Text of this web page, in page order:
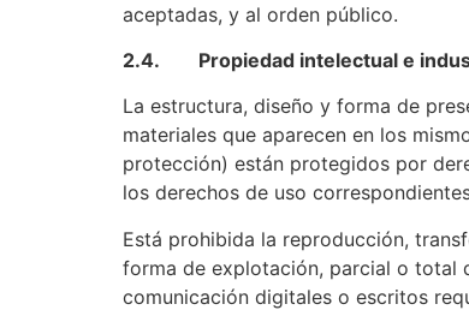
aceptadas, y al orden público.
2.4. Propiedad intelectual e
La estructura, diseño y forma de
materiales que aparecen en los
protección) están protegidos por
los derechos de uso
Está prohibida la reproducción,
forma de explotación, parcial o total
comunicación digitales o escritos